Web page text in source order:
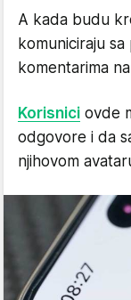
A kada budu
komuniciraju
komentarima
Korisnici ovde
odgovore i da
njihovom